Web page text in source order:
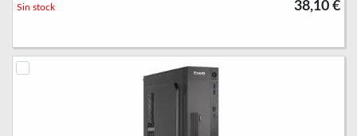
38,10 €
Sin stock